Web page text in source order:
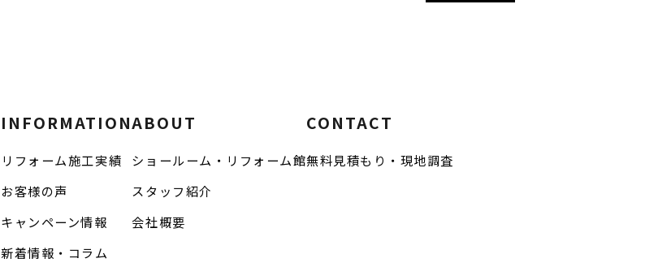
INFORMATION
リフォーム施工実績
お客様の声
キャンペーン情報
新着情報・コラム
ABOUT
ショールーム・リフォーム館
スタッフ紹介
会社概要
CONTACT
無料見積もり・現地調査